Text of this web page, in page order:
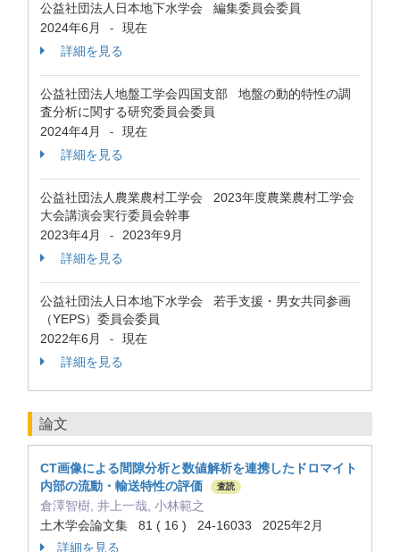
公益社団法人日本地下水学会 編集委員会委員
2024年6月
-
現在
詳細を見る
公益社団法人地盤工学会四国支部 地盤の動的特性の調
査分析に関する研究委員会委員
2024年4月
-
現在
詳細を見る
公益社団法人農業農村工学会 2023年度農業農村工学会
大会講演会実行委員会幹事
2023年4月
-
2023年9月
詳細を見る
公益社団法人日本地下水学会 若手支援・男女共同参画
（YEPS）委員会委員
2022年6月
-
現在
詳細を見る
論文
CT画像による間隙分析と数値解析を連携したドロマイト
内部の流動・輸送特性の評価
査読
倉澤智樹, 井上一哉, 小林範之
土木学会論文集 81 ( 16 ) 24-16033 2025年2月
詳細を見る